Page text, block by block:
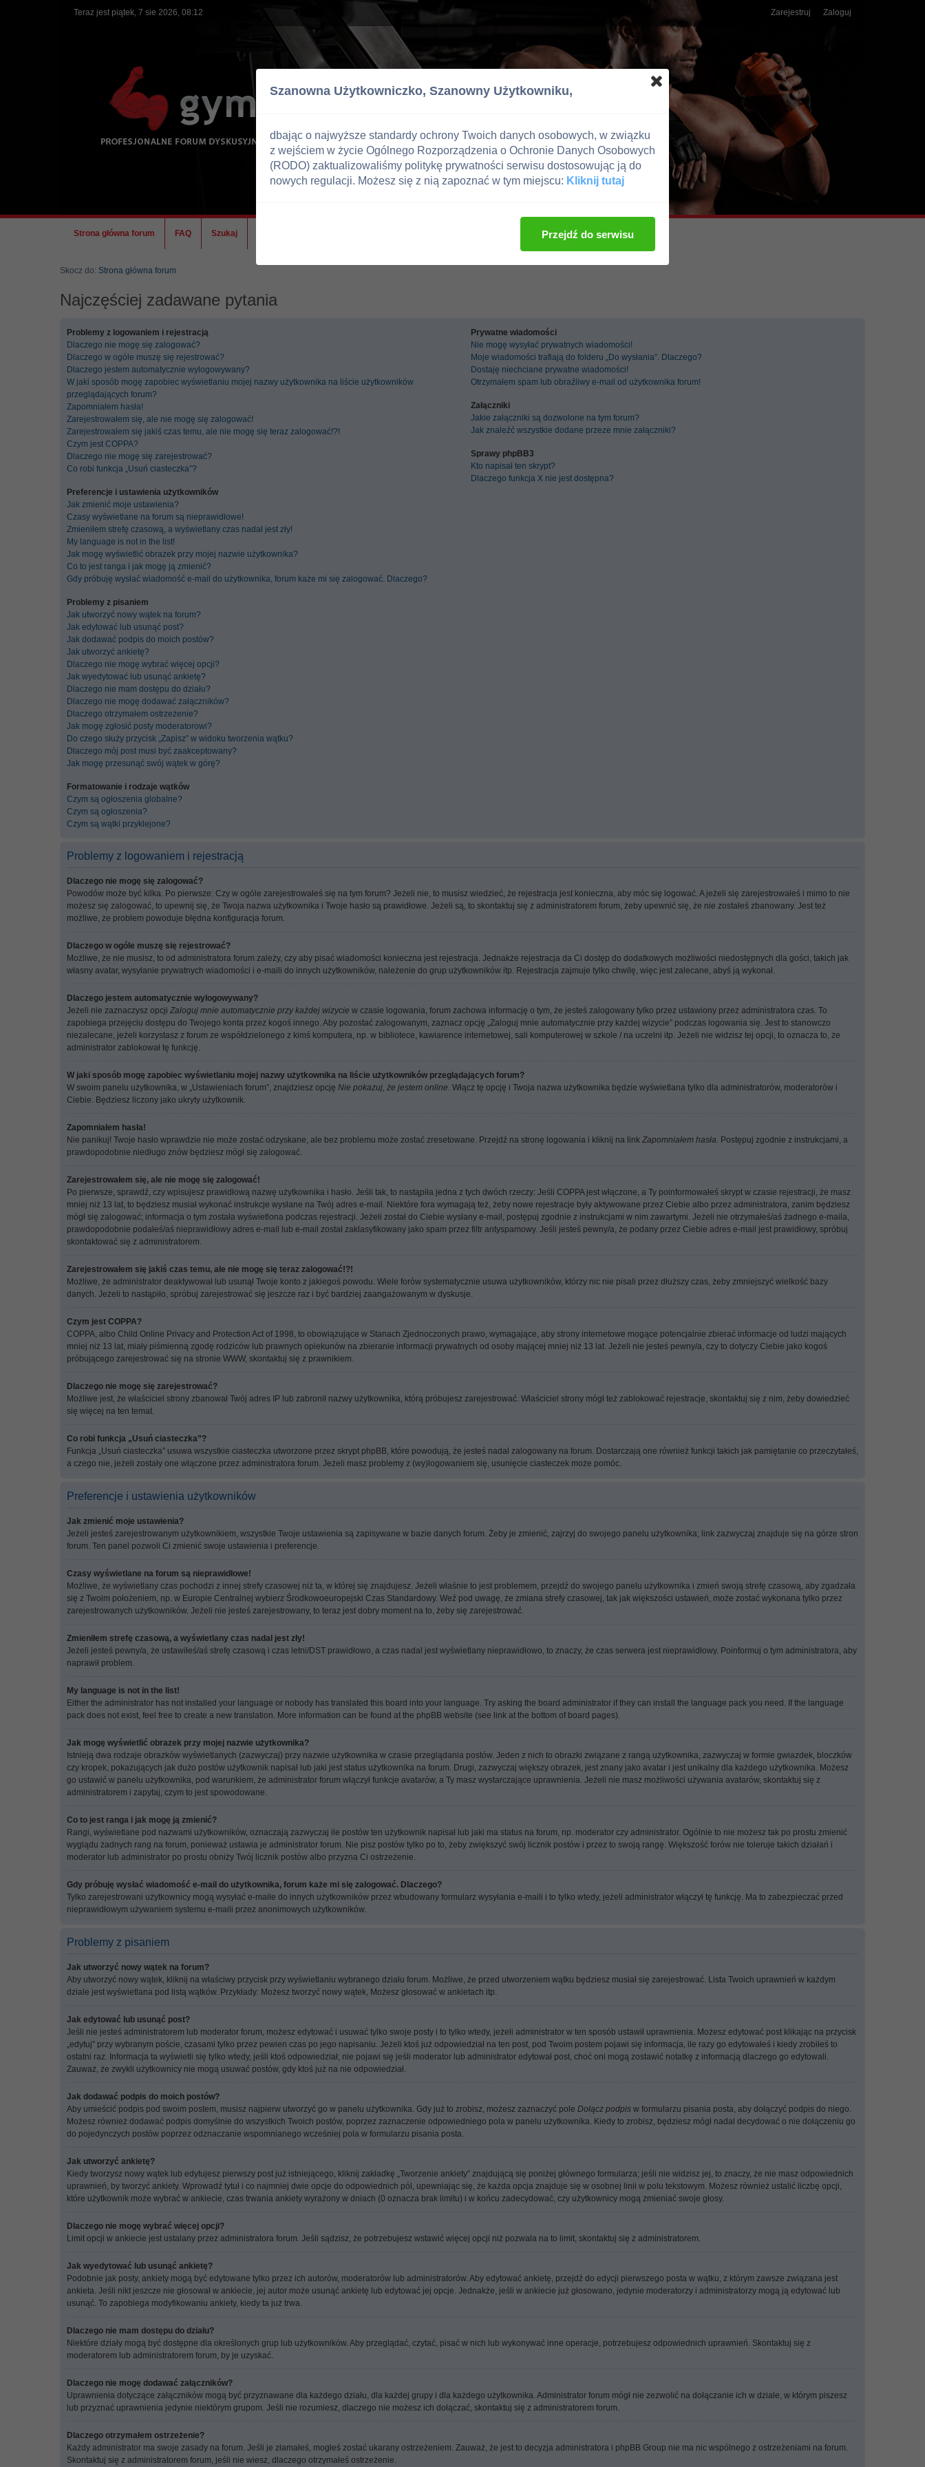
Teraz jest piątek, 7 sie 2026, 08:12 Zarejestruj Zaloguj
Strona główna forum FAQ Szukaj
Skocz do: Strona główna forum
Najczęściej zadawane pytania
Problemy z logowaniem i rejestracją
Dlaczego nie mogę się zalogować?
Dlaczego w ogóle muszę się rejestrować?
Dlaczego jestem automatycznie wylogowywany?
W jaki sposób mogę zapobiec wyświetlaniu mojej nazwy użytkownika na liście użytkowników
przeglądających forum?
Zapomniałem hasła!
Zarejestrowałem się, ale nie mogę się zalogować!
Zarejestrowałem się jakiś czas temu, ale nie mogę się teraz zalogować!?!
Czym jest COPPA?
Dlaczego nie mogę się zarejestrować?
Co robi funkcja „Usuń ciasteczka”?
Preferencje i ustawienia użytkowników
Jak zmienić moje ustawienia?
Czasy wyświetlane na forum są nieprawidłowe!
Zmieniłem strefę czasową, a wyświetlany czas nadal jest zły!
My language is not in the list!
Jak mogę wyświetlić obrazek przy mojej nazwie użytkownika?
Co to jest ranga i jak mogę ją zmienić?
Gdy próbuję wysłać wiadomość e-mail do użytkownika, forum każe mi się zalogować. Dlaczego?
Problemy z pisaniem
Jak utworzyć nowy wątek na forum?
Jak edytować lub usunąć post?
Jak dodawać podpis do moich postów?
Jak utworzyć ankietę?
Dlaczego nie mogę wybrać więcej opcji?
Jak wyedytować lub usunąć ankietę?
Dlaczego nie mam dostępu do działu?
Dlaczego nie mogę dodawać załączników?
Dlaczego otrzymałem ostrzeżenie?
Jak mogę zgłosić posty moderatorowi?
Do czego służy przycisk „Zapisz” w widoku tworzenia wątku?
Dlaczego mój post musi być zaakceptowany?
Jak mogę przesunąć swój wątek w górę?
Formatowanie i rodzaje wątków
Czym są ogłoszenia globalne?
Czym są ogłoszenia?
Czym są wątki przyklejone?
Prywatne wiadomości
Nie mogę wysyłać prywatnych wiadomości!
Moje wiadomości trafiają do folderu „Do wysłania”. Dlaczego?
Dostaję niechciane prywatne wiadomości!
Otrzymałem spam lub obraźliwy e-mail od użytkownika forum!
Załączniki
Jakie załączniki są dozwolone na tym forum?
Jak znaleźć wszystkie dodane przeze mnie załączniki?
Sprawy phpBB3
Kto napisał ten skrypt?
Dlaczego funkcja X nie jest dostępna?
Problemy z logowaniem i rejestracją
Dlaczego nie mogę się zalogować?
Powodów może być kilka. Po pierwsze: Czy w ogóle zarejestrowałeś się na tym forum? Jeżeli nie, to musisz wiedzieć, że rejestracja jest konieczna, aby móc się logować. A jeżeli się zarejestrowałeś i mimo to nie
możesz się zalogować, to upewnij się, że Twoja nazwa użytkownika i Twoje hasło są prawidłowe. Jeżeli są, to skontaktuj się z administratorem forum, żeby upewnić się, że nie zostałeś zbanowany. Jest też
możliwe, że problem powoduje błędna konfiguracja forum.
Dlaczego w ogóle muszę się rejestrować?
Możliwe, że nie musisz, to od administratora forum zależy, czy aby pisać wiadomości konieczna jest rejestracja. Jednakże rejestracja da Ci dostęp do dodatkowych możliwości niedostępnych dla gości, takich jak
własny avatar, wysyłanie prywatnych wiadomości i e-maili do innych użytkowników, należenie do grup użytkowników itp. Rejestracja zajmuje tylko chwilę, więc jest zalecane, abyś ją wykonał.
Dlaczego jestem automatycznie wylogowywany?
Jeżeli nie zaznaczysz opcji Zaloguj mnie automatycznie przy każdej wizycie w czasie logowania, forum zachowa informację o tym, że jesteś zalogowany tylko przez ustawiony przez administratora czas. To
zapobiega przejęciu dostępu do Twojego konta przez kogoś innego. Aby pozostać zalogowanym, zaznacz opcję „Zaloguj mnie automatycznie przy każdej wizycie” podczas logowania się. Jest to stanowczo
niezalecane, jeżeli korzystasz z forum ze współdzielonego z kimś komputera, np. w bibliotece, kawiarence internetowej, sali komputerowej w szkole / na uczelni itp. Jeżeli nie widzisz tej opcji, to oznacza to, że
administrator zablokował tę funkcję.
W jaki sposób mogę zapobiec wyświetlaniu mojej nazwy użytkownika na liście użytkowników przeglądających forum?
W swoim panelu użytkownika, w „Ustawieniach forum”, znajdziesz opcję Nie pokazuj, że jestem online. Włącz tę opcję i Twoja nazwa użytkownika będzie wyświetlana tylko dla administratorów, moderatorów i
Ciebie. Będziesz liczony jako ukryty użytkownik.
Zapomniałem hasła!
Nie panikuj! Twoje hasło wprawdzie nie może zostać odzyskane, ale bez problemu może zostać zresetowane. Przejdź na stronę logowania i kliknij na link Zapomniałem hasła. Postępuj zgodnie z instrukcjami, a
prawdopodobnie niedługo znów będziesz mógł się zalogować.
Zarejestrowałem się, ale nie mogę się zalogować!
Po pierwsze, sprawdź, czy wpisujesz prawidłową nazwę użytkownika i hasło. Jeśli tak, to nastąpiła jedna z tych dwóch rzeczy: Jeśli COPPA jest włączone, a Ty poinformowałeś skrypt w czasie rejestracji, że masz
mniej niż 13 lat, to będziesz musiał wykonać instrukcje wysłane na Twój adres e-mail. Niektóre fora wymagają też, żeby nowe rejestracje były aktywowane przez Ciebie albo przez administratora, zanim będziesz
mógł się zalogować; informacja o tym została wyświetlona podczas rejestracji. Jeżeli został do Ciebie wysłany e-mail, postępuj zgodnie z instrukcjami w nim zawartymi. Jeżeli nie otrzymałeś/aś żadnego e-maila,
prawdopodobnie podałeś/aś nieprawidłowy adres e-mail lub e-mail został zaklasyfikowany jako spam przez filtr antyspamowy. Jeśli jesteś pewny/a, że podany przez Ciebie adres e-mail jest prawidłowy, spróbuj
skontaktować się z administratorem.
Zarejestrowałem się jakiś czas temu, ale nie mogę się teraz zalogować!?!
Możliwe, że administrator deaktywował lub usunął Twoje konto z jakiegoś powodu. Wiele forów systematycznie usuwa użytkowników, którzy nic nie pisali przez dłuższy czas, żeby zmniejszyć wielkość bazy
danych. Jeżeli to nastąpiło, spróbuj zarejestrować się jeszcze raz i być bardziej zaangażowanym w dyskusje.
Czym jest COPPA?
COPPA, albo Child Online Privacy and Protection Act of 1998, to obowiązujące w Stanach Zjednoczonych prawo, wymagające, aby strony internetowe mogące potencjalnie zbierać informacje od ludzi mających
mniej niż 13 lat, miały piśmienną zgodę rodziców lub prawnych opiekunów na zbieranie informacji prywatnych od osoby mającej mniej niż 13 lat. Jeżeli nie jesteś pewny/a, czy to dotyczy Ciebie jako kogoś
próbującego zarejestrować się na stronie WWW, skontaktuj się z prawnikiem.
Dlaczego nie mogę się zarejestrować?
Możliwe jest, że właściciel strony zbanował Twój adres IP lub zabronił nazwy użytkownika, którą próbujesz zarejestrować. Właściciel strony mógł też zablokować rejestracje, skontaktuj się z nim, żeby dowiedzieć
się więcej na ten temat.
Co robi funkcja „Usuń ciasteczka”?
Funkcja „Usuń ciasteczka” usuwa wszystkie ciasteczka utworzone przez skrypt phpBB, które powodują, że jesteś nadal zalogowany na forum. Dostarczają one również funkcji takich jak pamiętanie co przeczytałeś,
a czego nie, jeżeli zostały one włączone przez administratora forum. Jeżeli masz problemy z (wy)logowaniem się, usunięcie ciasteczek może pomóc.
Preferencje i ustawienia użytkowników
Jak zmienić moje ustawienia?
Jeżeli jesteś zarejestrowanym użytkownikiem, wszystkie Twoje ustawienia są zapisywane w bazie danych forum. Żeby je zmienić, zajrzyj do swojego panelu użytkownika; link zazwyczaj znajduje się na górze stron
forum. Ten panel pozwoli Ci zmienić swoje ustawienia i preferencje.
Czasy wyświetlane na forum są nieprawidłowe!
Możliwe, że wyświetlany czas pochodzi z innej strefy czasowej niż ta, w której się znajdujesz. Jeżeli właśnie to jest problemem, przejdź do swojego panelu użytkownika i zmień swoją strefę czasową, aby zgadzała
się z Twoim położeniem, np. w Europie Centralnej wybierz Środkowoeuropejski Czas Standardowy. Weź pod uwagę, że zmiana strefy czasowej, tak jak większości ustawień, może zostać wykonana tylko przez
zarejestrowanych użytkowników. Jeżeli nie jesteś zarejestrowany, to teraz jest dobry moment na to, żeby się zarejestrować.
Zmieniłem strefę czasową, a wyświetlany czas nadal jest zły!
Jeżeli jesteś pewny/a, że ustawiłeś/aś strefę czasową i czas letni/DST prawidłowo, a czas nadal jest wyświetlany nieprawidłowo, to znaczy, że czas serwera jest nieprawidłowy. Poinformuj o tym administratora, aby
naprawił problem.
My language is not in the list!
Either the administrator has not installed your language or nobody has translated this board into your language. Try asking the board administrator if they can install the language pack you need. If the language
pack does not exist, feel free to create a new translation. More information can be found at the phpBB website (see link at the bottom of board pages).
Jak mogę wyświetlić obrazek przy mojej nazwie użytkownika?
Istnieją dwa rodzaje obrazków wyświetlanych (zazwyczaj) przy nazwie użytkownika w czasie przeglądania postów. Jeden z nich to obrazki związane z rangą użytkownika, zazwyczaj w formie gwiazdek, bloczków
czy kropek, pokazujących jak dużo postów użytkownik napisał lub jaki jest status użytkownika na forum. Drugi, zazwyczaj większy obrazek, jest znany jako avatar i jest unikalny dla każdego użytkownika. Możesz
go ustawić w panelu użytkownika, pod warunkiem, że administrator forum włączył funkcje avatarów, a Ty masz wystarczające uprawnienia. Jeżeli nie masz możliwości używania avatarów, skontaktuj się z
administratorem i zapytaj, czym to jest spowodowane.
Co to jest ranga i jak mogę ją zmienić?
Rangi, wyświetlane pod nazwami użytkowników, oznaczają zazwyczaj ile postów ten użytkownik napisał lub jaki ma status na forum, np. moderator czy administrator. Ogólnie to nie możesz tak po prostu zmienić
wyglądu żadnych rang na forum, ponieważ ustawia je administrator forum. Nie pisz postów tylko po to, żeby zwiększyć swój licznik postów i przez to swoją rangę. Większość forów nie toleruje takich działań i
moderator lub administrator po prostu obniży Twój licznik postów albo przyzna Ci ostrzeżenie.
Gdy próbuję wysłać wiadomość e-mail do użytkownika, forum każe mi się zalogować. Dlaczego?
Tylko zarejestrowani użytkownicy mogą wysyłać e-maile do innych użytkowników przez wbudowany formularz wysyłania e-maili i to tylko wtedy, jeżeli administrator włączył tę funkcję. Ma to zabezpieczać przed
nieprawidłowym używaniem systemu e-maili przez anonimowych użytkowników.
Problemy z pisaniem
Jak utworzyć nowy wątek na forum?
Aby utworzyć nowy wątek, kliknij na właściwy przycisk przy wyświetlaniu wybranego działu forum. Możliwe, że przed utworzeniem wątku będziesz musiał się zarejestrować. Lista Twoich uprawnień w każdym
dziale jest wyświetlana pod listą wątków. Przykłady: Możesz tworzyć nowy wątek, Możesz głosować w ankietach itp.
Jak edytować lub usunąć post?
Jeśli nie jesteś administratorem lub moderator forum, możesz edytować i usuwać tylko swoje posty i to tylko wtedy, jeżeli administrator w ten sposób ustawił uprawnienia. Możesz edytować post klikając na przycisk
„edytuj” przy wybranym poście, czasami tylko przez pewien czas po jego napisaniu. Jeżeli ktoś już odpowiedział na ten post, pod Twoim postem pojawi się informacja, ile razy go edytowałeś i kiedy zrobiłeś to
ostatni raz. Informacja ta wyświetli się tylko wtedy, jeśli ktoś odpowiedział; nie pojawi się jeśli moderator lub administrator edytował post, choć oni mogą zostawić notatkę z informacją dlaczego go edytowali.
Zauważ, że zwykli użytkownicy nie mogą usuwać postów, gdy ktoś już na nie odpowiedział.
Jak dodawać podpis do moich postów?
Aby umieścić podpis pod swoim postem, musisz najpierw utworzyć go w panelu użytkownika. Gdy już to zrobisz, możesz zaznaczyć pole Dołącz podpis w formularzu pisania posta, aby dołączyć podpis do niego.
Możesz również dodawać podpis domyślnie do wszystkich Twoich postów, poprzez zaznaczenie odpowiedniego pola w panelu użytkownika. Kiedy to zrobisz, będziesz mógł nadal decydować o nie dołączeniu go
do pojedynczych postów poprzez odznaczanie wspomnianego wcześniej pola w formularzu pisania posta.
Jak utworzyć ankietę?
Kiedy tworzysz nowy wątek lub edytujesz pierwszy post już istniejącego, kliknij zakładkę „Tworzenie ankiety” znajdującą się poniżej głównego formularza; jeśli nie widzisz jej, to znaczy, że nie masz odpowiednich
uprawnień, by tworzyć ankiety. Wprowadź tytuł i co najmniej dwie opcje do odpowiednich pól, upewniając się, że każda opcja znajduje się w osobnej linii w polu tekstowym. Możesz również ustalić liczbę opcji,
które użytkownik może wybrać w ankiecie, czas trwania ankiety wyrażony w dniach (0 oznacza brak limitu) i w końcu zadecydować, czy użytkownicy mogą zmieniać swoje głosy.
Dlaczego nie mogę wybrać więcej opcji?
Limit opcji w ankiecie jest ustalany przez administratora forum. Jeśli sądzisz, że potrzebujesz wstawić więcej opcji niż pozwala na to limit, skontaktuj się z administratorem.
Jak wyedytować lub usunąć ankietę?
Podobnie jak posty, ankiety mogą być edytowane tylko przez ich autorów, moderatorów lub administratorów. Aby edytować ankietę, przejdź do edycji pierwszego posta w wątku, z którym zawsze związana jest
ankieta. Jeśli nikt jeszcze nie głosował w ankiecie, jej autor może usunąć ankietę lub edytować jej opcje. Jednakże, jeśli w ankiecie już głosowano, jedynie moderatorzy i administratorzy mogą ją edytować lub
usunąć. To zapobiega modyfikowaniu ankiety, kiedy ta już trwa.
Dlaczego nie mam dostępu do działu?
Niektóre działy mogą być dostępne dla określonych grup lub użytkowników. Aby przeglądać, czytać, pisać w nich lub wykonywać inne operacje, potrzebujesz odpowiednich uprawnień. Skontaktuj się z
moderatorem lub administratorem forum, by je uzyskać.
Dlaczego nie mogę dodawać załączników?
Uprawnienia dotyczące załączników mogą być przyznawane dla każdego działu, dla każdej grupy i dla każdego użytkownika. Administrator forum mógł nie zezwolić na dołączanie ich w dziale, w którym piszesz
lub przyznać uprawnienia jedynie niektórym grupom. Jeśli nie rozumiesz, dlaczego nie możesz ich dołączać, skontaktuj się z administratorem forum.
Dlaczego otrzymałem ostrzeżenie?
Każdy administrator ma swoje zasady na forum. Jeśli je złamałeś, mogłeś zostać ukarany ostrzeżeniem. Zauważ, że jest to decyzja administratora i phpBB Group nie ma nic wspólnego z ostrzeżeniami na forum.
Skontaktuj się z administratorem forum, jeśli nie wiesz, dlaczego otrzymałeś ostrzeżenie.
Szanowna Użytkowniczko, Szanowny Użytkowniku,
dbając o najwyższe standardy ochrony Twoich danych osobowych, w związku
z wejściem w życie Ogólnego Rozporządzenia o Ochronie Danych Osobowych
(RODO) zaktualizowaliśmy politykę prywatności serwisu dostosowując ją do
nowych regulacji. Możesz się z nią zapoznać w tym miejscu: Kliknij tutaj
Przejdź do serwisu